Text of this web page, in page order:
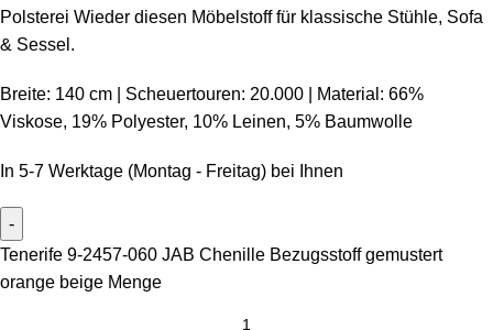
Polsterei Wieder diesen Möbelstoff für klassische Stühle, Sofa
& Sessel.
Breite: 140 cm | Scheuertouren: 20.000 | Material: 66%
Viskose, 19% Polyester, 10% Leinen, 5% Baumwolle
In 5-7 Werktage (Montag - Freitag) bei Ihnen
Tenerife 9-2457-060 JAB Chenille Bezugsstoff gemustert
orange beige Menge